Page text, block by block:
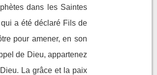
dans les Saintes
a été déclaré Fils de
pour amener, en son
de Dieu, appartenez
La grâce et la paix